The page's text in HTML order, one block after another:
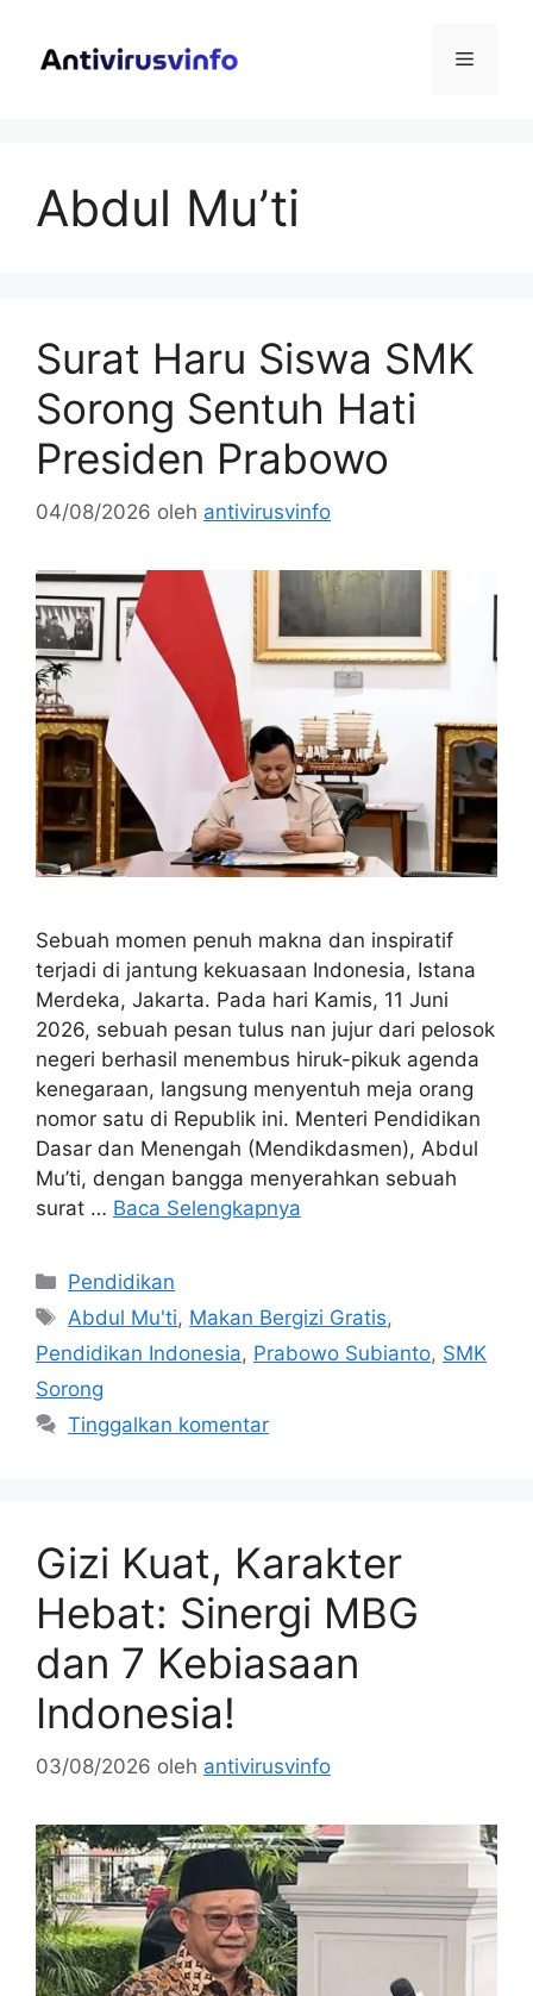
Menu
Abdul Mu’ti
Surat Haru Siswa SMK
Sorong Sentuh Hati
Presiden Prabowo
04/08/2026 oleh antivirusvinfo
Sebuah momen penuh makna dan inspiratif
terjadi di jantung kekuasaan Indonesia, Istana
Merdeka, Jakarta. Pada hari Kamis, 11 Juni
2026, sebuah pesan tulus nan jujur dari pelosok
negeri berhasil menembus hiruk-pikuk agenda
kenegaraan, langsung menyentuh meja orang
nomor satu di Republik ini. Menteri Pendidikan
Dasar dan Menengah (Mendikdasmen), Abdul
Mu’ti, dengan bangga menyerahkan sebuah
surat … Baca Selengkapnya
Kategori
Pendidikan
Tag
Abdul Mu'ti, Makan Bergizi Gratis,
Pendidikan Indonesia, Prabowo Subianto, SMK
Sorong
Tinggalkan komentar
Gizi Kuat, Karakter
Hebat: Sinergi MBG
dan 7 Kebiasaan
Indonesia!
03/08/2026 oleh antivirusvinfo